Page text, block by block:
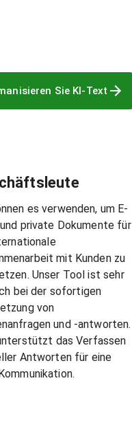
Sie KI-Text
es verwenden, um E-
private Dokumente für
mit Kunden zu
Unser Tool ist sehr
bei der sofortigen
von
und -antworten.
das Verfassen
Antworten für eine